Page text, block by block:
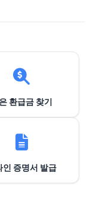
환급금 찾기
인 증명서 발급